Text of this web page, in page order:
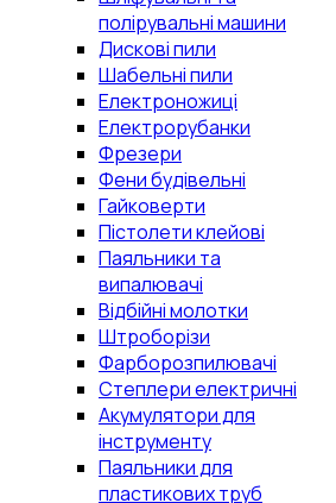
полірувальні машини
Дискові пили
Шабельні пили
Електроножиці
Електрорубанки
Фрезери
Фени будівельні
Гайковерти
Пістолети клейові
Паяльники та
випалювачі
Відбійні молотки
Штроборізи
Фарборозпилювачі
Степлери електричні
Акумулятори для
інструменту
Паяльники для
пластикових труб